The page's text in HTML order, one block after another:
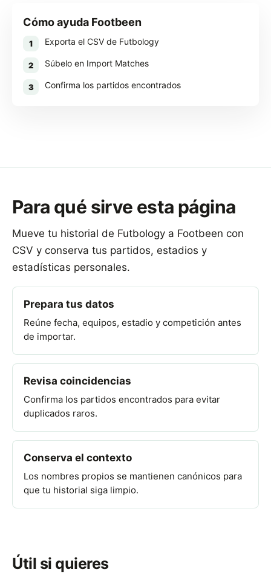
Cómo ayuda Footbeen
1 Exporta el CSV de Futbology
2 Súbelo en Import Matches
3 Confirma los partidos encontrados
Para qué sirve esta página
Mueve tu historial de Futbology a Footbeen con
CSV y conserva tus partidos, estadios y
estadísticas personales.
Prepara tus datos
Reúne fecha, equipos, estadio y competición antes
de importar.
Revisa coincidencias
Confirma los partidos encontrados para evitar
duplicados raros.
Conserva el contexto
Los nombres propios se mantienen canónicos para
que tu historial siga limpio.
Útil si quieres